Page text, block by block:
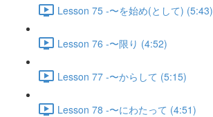
Lesson 75 -〜を始め(として) (5:43)
Lesson 76 -〜限り (4:52)
Lesson 77 -〜からして (5:15)
Lesson 78 -〜にわたって (4:51)